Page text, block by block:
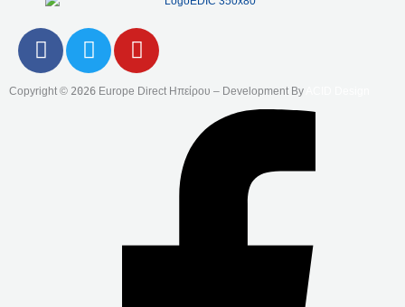
F
A
C
T
W
I
Y
O
U
Copyright © 2026 Europe Direct Ηπείρου – Development By